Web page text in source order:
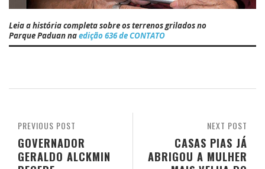
Leia a história completa sobre os terrenos grilados no
Parque Paduan naedição 636 de CONTATO
NEXT POST
CASAS PIAS JÁ
ABRIGOU A MULHER
PREVIOUS POST
GOVERNADOR
GERALDO ALCKMIN